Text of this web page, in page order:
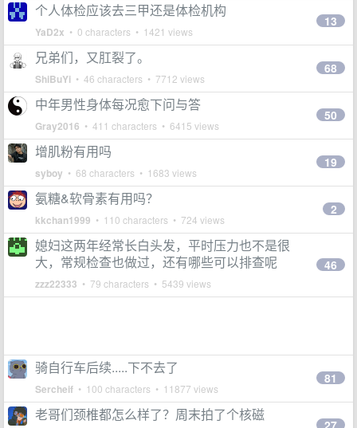
个人体检应该去三甲还是体检机构
YaD2x • 0 characters • 1421 views
13
兄弟们，又肛裂了。
ShiBuYi • 46 characters • 7712 views
68
中年男性身体每况愈下问与答
Gray2016 • 411 characters • 6415 views
50
增肌粉有用吗
syboy • 68 characters • 1683 views
19
氨糖&软骨素有用吗？
kkchan1999 • 110 characters • 724 views
2
媳妇这两年经常长白头发，平时压力也不是很
大，常规检查也做过，还有哪些可以排查呢
zzz22333 • 79 characters • 5439 views
46
骑自行车后续.....下不去了
Sercheif • 100 characters • 11877 views
81
老哥们颈椎都怎么样了？周末拍了个核磁
27